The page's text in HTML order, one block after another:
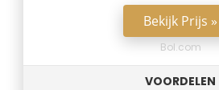
Bekijk Prijs »
Bol.com
VOORDELEN